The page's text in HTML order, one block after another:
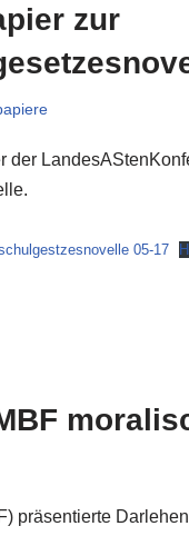
zur
der
05-17
präsentierte